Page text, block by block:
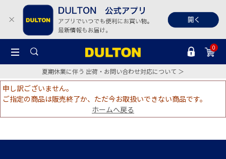
0
夏期休業に伴う 出荷・お問い合わせ対応について ＞
申し訳ございません。
ご指定の商品は販売終了か、ただ今お取扱いできない商品です。
ホームへ戻る